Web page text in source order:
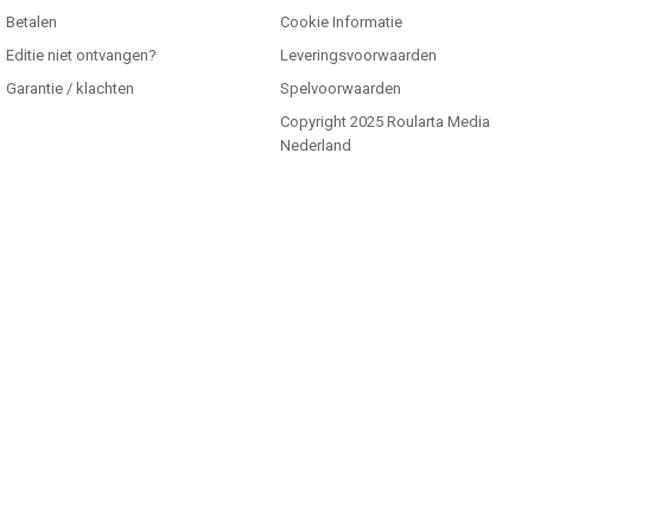
Betalen
Editie niet ontvangen?
Garantie / klachten
Cookie Informatie
Leveringsvoorwaarden
Spelvoorwaarden
Copyright 2025 Roularta Media
Nederland